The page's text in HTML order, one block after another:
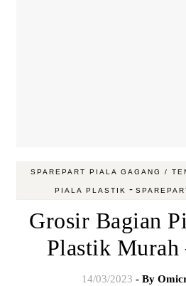
SPAREPART PIALA GAGANG /
PIALA PLASTIK -
Grosir Bagian
Plastik Murah
14/03/2023 - By